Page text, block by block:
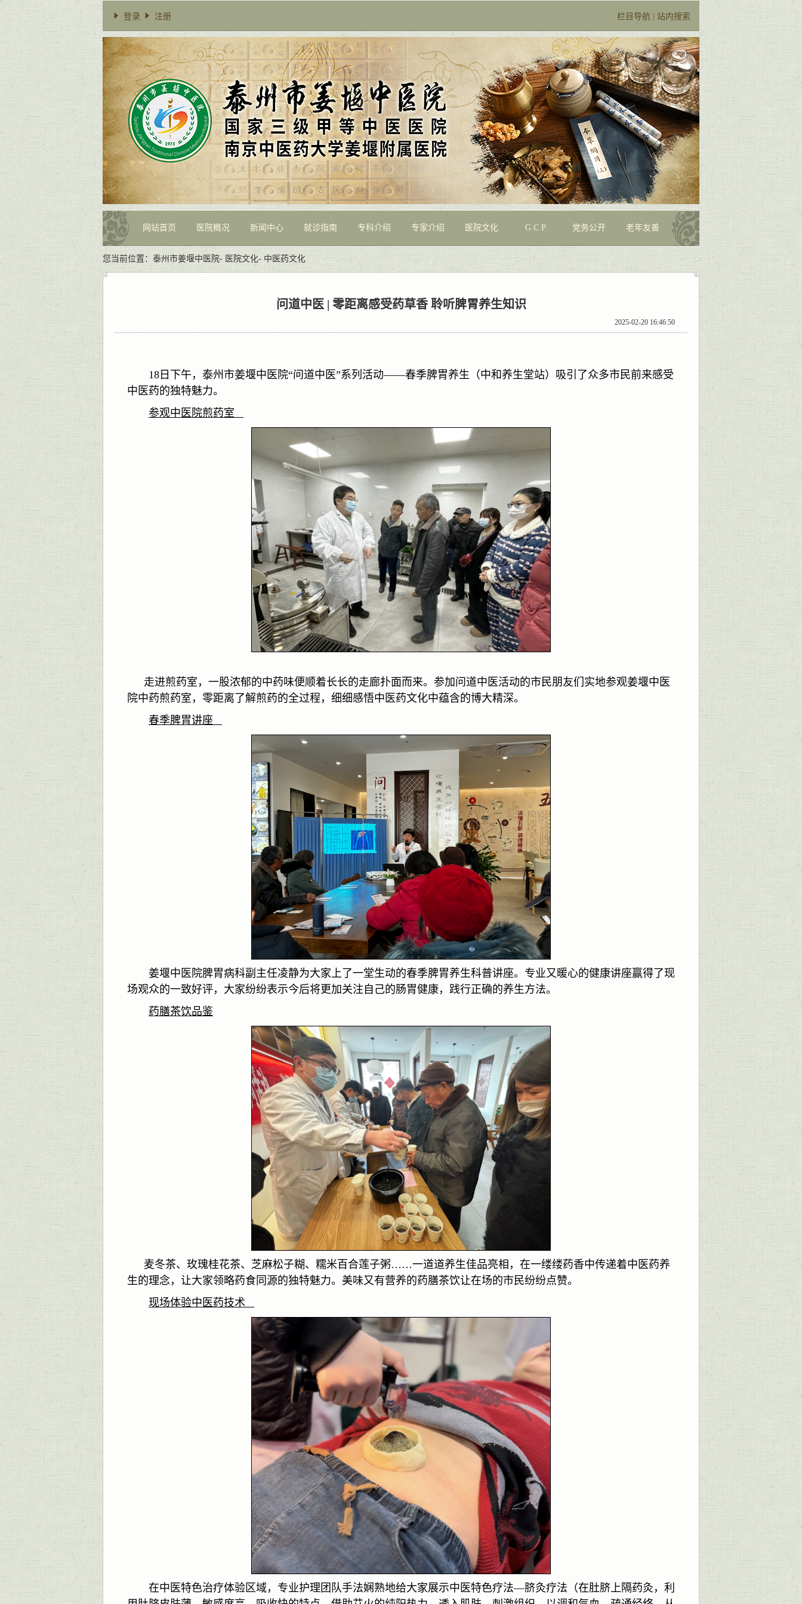
登录 注册 栏目导航 站内搜索
网站首页 医院概况 新闻中心 就诊指南 专科介绍 专家介绍 医院文化 G C P 党务公开 老年友善
您当前位置： 泰州市姜堰中医院- 医院文化- 中医药文化
问道中医 | 零距离感受药草香 聆听脾胃养生知识
2025-02-20 16:46:50
18 日 下午，泰州市姜堰中医院“问道中医”系列活动——春季脾胃养生（中和养生堂站）吸引了众多市民前来感受
中医药的独特魅力。
参观中医院煎药室
走进煎药室，一股浓郁的中药味便顺着长长的走廊扑面而来。参加问道中医活动的市民朋友们实地参观姜堰中医
院中药煎药室，零距离了解煎药的全过程，细细感悟中医药文化中蕴含的博大精深。
春季脾胃讲座
姜堰中医院脾胃病科副主任凌静为大家上了一堂生动的春季脾胃养生科普讲座。专业又暖心的健康讲座赢得了现
场观众的一致好评，大家纷纷表示今后将更加关注自己的肠胃健康，践行正确的养生方法。
药膳茶饮品鉴
麦冬茶、玫瑰桂花茶、芝麻松子糊、糯米百合莲子粥……一道道养生佳品亮相，在一缕缕药香中传递着中医药养
生的理念，让大家领略药食同源的独特魅力。美味又有营养的药膳茶饮让在场的市民纷纷点赞。
现场体验中医药技术
在中医特色治疗体验区域，专业护理团队手法娴熟地给大家展示中医特色疗法—脐灸疗法（在肚脐上隔药灸，利